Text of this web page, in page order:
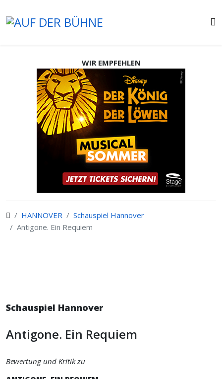
WIR EMPFEHLEN
HANNOVER
Schauspiel Hannover
Antigone. Ein Requiem
Schauspiel Hannover
Antigone. Ein Requiem
Bewertung und Kritik zu